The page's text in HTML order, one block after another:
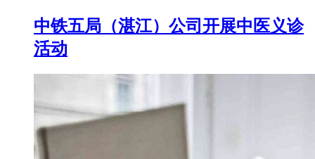
中铁五局（湛江）公司开展中医义诊
活动